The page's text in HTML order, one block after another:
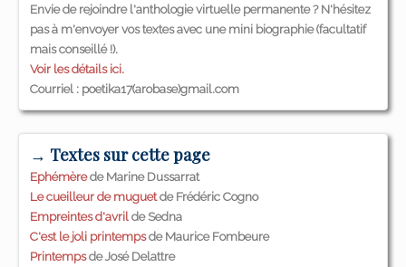
Envie de rejoindre l'anthologie virtuelle permanente ? N'hésitez
pas à m'envoyer vos textes avec une mini biographie (facultatif
mais conseillé !).
Voir les détails ici.
Courriel : poetika17(arobase)gmail.com
→ Textes sur cette page
Ephémèrede Marine Dussarrat
Le cueilleur de muguetde Frédéric Cogno
Empreintes d'avrilde Sedna
C'est le joli printempsde Maurice Fombeure
Printempsde José Delattre